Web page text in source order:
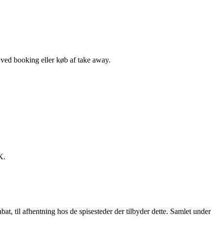
booking eller køb af take away.
til afhentning hos de spisesteder der tilbyder dette. Samlet under